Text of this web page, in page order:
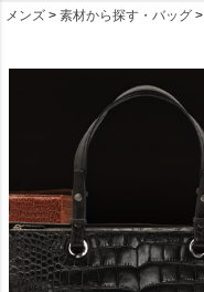
メンズ 素材から探す・バッグ